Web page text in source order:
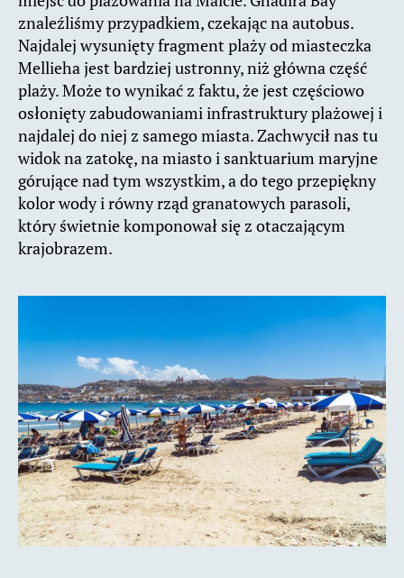
znaleźliśmy przypadkiem, czekając na autobus.
Najdalej wysunięty fragment plaży od miasteczka
Mellieha jest bardziej ustronny, niż główna część
plaży. Może to wynikać z faktu, że jest częściowo
osłonięty zabudowaniami infrastruktury plażowej i
najdalej do niej z samego miasta. Zachwycił nas tu
widok na zatokę, na miasto i sanktuarium maryjne
górujące nad tym wszystkim, a do tego przepiękny
kolor wody i równy rząd granatowych parasoli,
który świetnie komponował się z otaczającym
krajobrazem.